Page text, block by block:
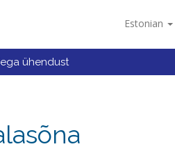
Estonian
ühendust